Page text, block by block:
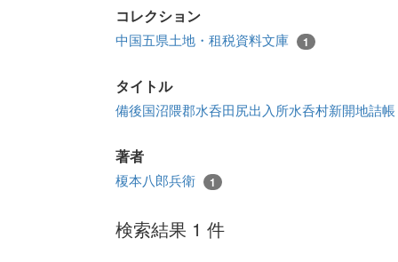
コレクション
中国五県土地・租税資料文庫 1
タイトル
備後国沼隈郡水呑田尻出入所水呑村新開地詰帳
著者
榎本八郎兵衛 1
検索結果 1 件